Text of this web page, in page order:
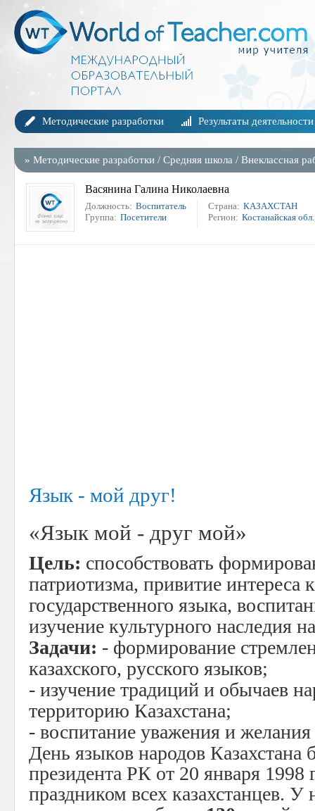
Методические разработки Результаты деятельности
» Методические разработки / Средняя школа / Внеклассная
Васянина Галина Николаевна
Должность: Воспитатель
Группа: Посетители
Страна: КАЗАХСТАН
Регион: Костанайская
Язык - мой друг!
«Язык мой - друг мой»
Цель: способствовать
патриотизма, привитие интереса
государственного языка,
изучение культурного наследия
Задачи: - формирование
казахского, русского языков;
- изучение традиций и обычаев
территорию Казахстана;
- воспитание уважения и желания
День языков народов Казахстана
президента РК от 20 января 1998
праздником всех казахстанцев.